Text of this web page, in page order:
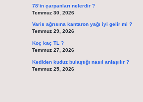
78’in çarpanları nelerdir ?
Temmuz 30, 2026
Varis ağrısına kantaron yağı iyi gelir mi ?
Temmuz 29, 2026
Koç kaç TL ?
Temmuz 27, 2026
Kediden kuduz bulaştığı nasıl anlaşılır ?
Temmuz 25, 2026